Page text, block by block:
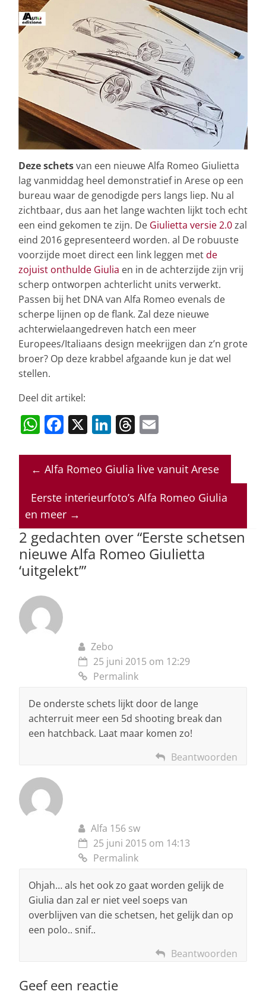
Deze schetsvan een nieuwe Alfa Romeo Giulietta
lag vanmiddag heel demonstratief in Arese op een
bureau waar de genodigde pers langs liep. Nu al
zichtbaar, dus aan het lange wachten lijkt toch echt
een eind gekomen te zijn. De Giulietta versie 2.0zal
eind 2016 gepresenteerd worden. al De robuuste
voorzijde moet direct een link leggen metde
zojuist onthulde Giulia en in de achterzijde zijn vrij
scherp ontworpen achterlicht units verwerkt.
Passen bij het DNA van Alfa Romeo evenals de
scherpe lijnen op de flank. Zal deze nieuwe
achterwielaangedreven hatch een meer
Europees/Italiaans design meekrijgen dan z’n grote
broer? Op deze krabbel afgaande kun je dat wel
stellen.
Deel dit artikel:
W
at
s
A
p
p
F
c
e
b
o
o
k
X Li
k
e
dI
T
re
a
d
ai
l
← Alfa Romeo Giulia live vanuit Arese
Eerste interieurfoto’s Alfa Romeo Giulia
en meer →
2 gedachten over “Eerste schetsen
nieuwe Alfa Romeo Giulietta
‘uitgelekt’”
Zebo
25 juni 2015 om 12:29
Permalink
De onderste schets lijkt door de lange
achterruit meer een 5d shooting break dan
een hatchback. Laat maar komen zo!
Beantwoorden
Alfa 156 sw
25 juni 2015 om 14:13
Permalink
Ohjah… als het ook zo gaat worden gelijk de
Giulia dan zal er niet veel soeps van
overblijven van die schetsen, het gelijk dan op
een polo.. snif..
Beantwoorden
Geef een reactie